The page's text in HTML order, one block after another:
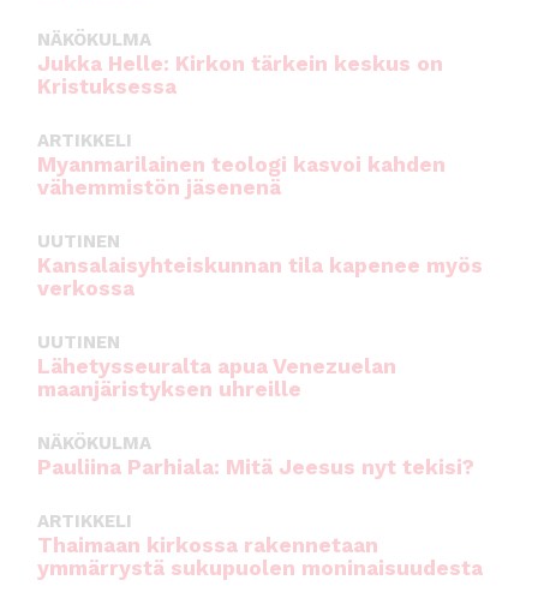
NÄKÖKULMA
Jukka Helle: Kirkon tärkein keskus on
Kristuksessa
ARTIKKELI
Myanmarilainen teologi kasvoi kahden
vähemmistön jäsenenä
UUTINEN
Kansalaisyhteiskunnan tila kapenee myös
verkossa
UUTINEN
Lähetysseuralta apua Venezuelan
maanjäristyksen uhreille
NÄKÖKULMA
Pauliina Parhiala: Mitä Jeesus nyt tekisi?
ARTIKKELI
Thaimaan kirkossa rakennetaan
ymmärrystä sukupuolen moninaisuudesta